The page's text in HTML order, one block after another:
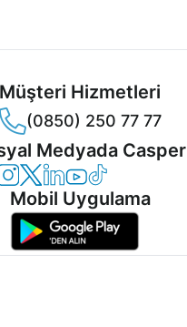
Müşteri Hizmetleri
(0850) 250 77 77
Medyada Casper
Facebook
Instagram
Casper Twitter
Casper LinkedIn
Casper YouTube
Casper TikTok
Mobil Uygulama